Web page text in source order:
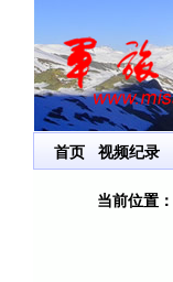
首页 视频纪录
当前位置：